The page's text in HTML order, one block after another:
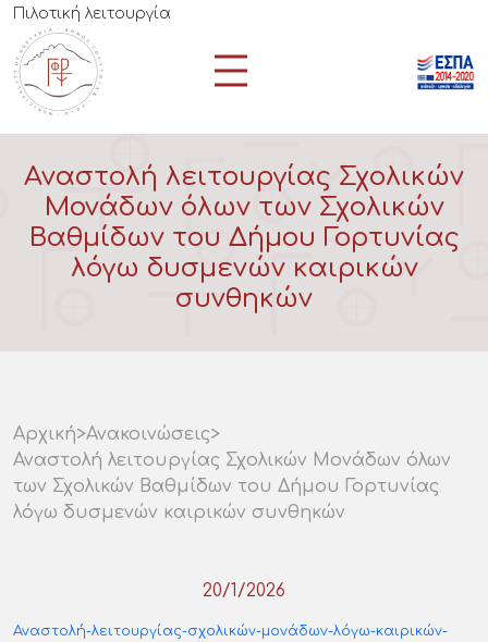
Πιλοτική λειτουργία
Αναστολή λειτουργίας Σχολικών
Μονάδων όλων των Σχολικών
Βαθμίδων του Δήμου Γορτυνίας
λόγω δυσμενών καιρικών
συνθηκών
Αρχική>Ανακοινώσεις>
Αναστολή λειτουργίας Σχολικών Μονάδων όλων
των Σχολικών Βαθμίδων του Δήμου Γορτυνίας
λόγω δυσμενών καιρικών συνθηκών
20/1/2026
Αναστολή-λειτουργίας-σχολικών-μονάδων-λόγω-καιρικών-